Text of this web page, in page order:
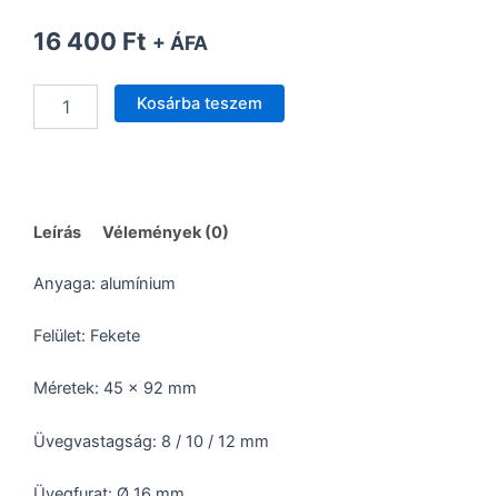
16 400 Ft + ÁFA
megfogó
mennyiség
Kosárba teszem
Leírás Vélemények (0)
Anyaga: alumínium
Felület: Fekete
Méretek: 45 x 92 mm
Üvegvastagság: 8 / 10 / 12 mm